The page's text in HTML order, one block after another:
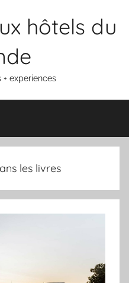
hôtels du
+ experiences
les livres